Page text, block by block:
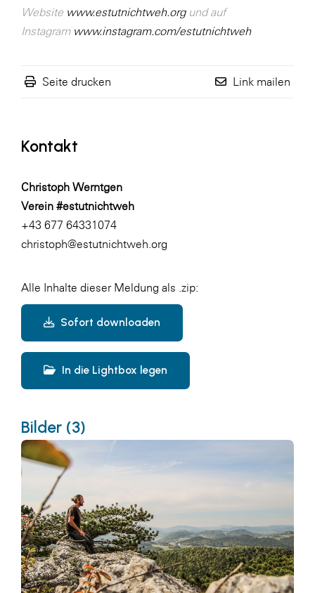
Website www.estutnichtweh.org undauf
Instagram www.instagram.com/estutnichtweh
Seite drucken Link mailen
Kontakt
Christoph Werntgen
Verein #estutnichtweh
+43 677 64331074
christoph@estutnichtweh.org
Alle Inhalte dieser Meldung als .zip:
Sofort downloaden
In die Lightbox legen
Bilder (3)